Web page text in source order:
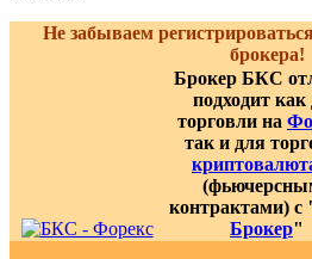
Не забываем
брокера!
Брокер БКС
подходит как
торговли на
так и для
контрактами) с
Брокер"